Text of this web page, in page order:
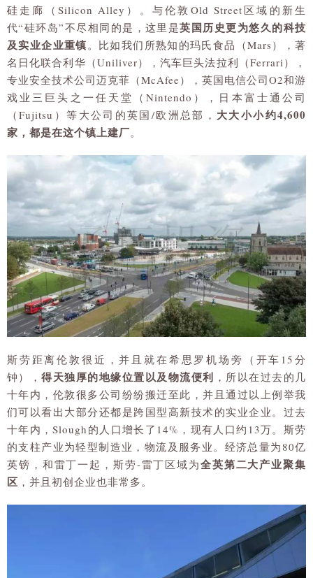
硅走廊（Silicon Alley）。与伦敦Old Street区域的新生
代“硅环岛”不尽相同的是，这里是英国历史更为悠久的科技
及实业企业重镇 。比如我们所熟知的玛氏食品（Mars），著
名日化联合利华（Uniliver），汽车巨头法拉利（Ferrari），
专业安全技术公司迈克菲（McAfee），英国电信公司O2和游
戏业三巨头之一任天堂（Nintendo），日本富士通公司
（Fujitsu）等大公司的英国/欧洲总部， 大大小小约4,600
家，都是在这个镇上建厂。
斯劳距离伦敦很近，并且就在希思罗机场旁（开车15分
钟），得天独厚的地缘位置以及物流便利 ，所以在过去的几
十年内，伦敦很多公司纷纷搬迁至此，并且通过以上例举我
们可以看出大部分还都是跨国型高新技术的实业企业。过去
十年内，Slough的人口增长了14%，现有人口约13万。斯劳
的支柱产业为轻型制造业，物流及服务业。经济总量为80亿
英镑，和雷丁一起，斯劳-雷丁区域为全英第二大产业聚集
区 ，并且初创企业也非常多。